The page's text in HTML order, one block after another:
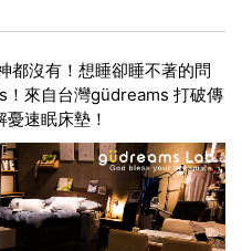
都沒有！想睡卻睡不著的問
來自台灣güdreams 打破傳
速眠床墊！